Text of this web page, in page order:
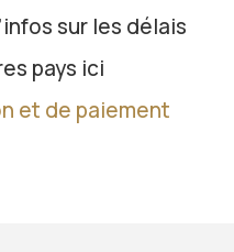
sur les délais
pays ici
et de paiement